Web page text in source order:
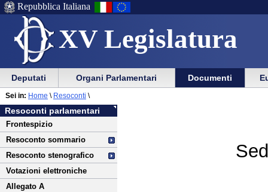
XV Legislatura
Menu
di
ausilio
alla
navigazione
Vai
Menu
di
navigazione
principale
Repubblica Italiana
Menu
di
navigazione
principale
Vai
menu
di
sezione
Deputati Organi Parlamentari Documenti
Vai
al
contenuto
Resoconti parlamentari
Frontespizio
Resoconto sommario
Resoconto stenografico
Votazioni elettroniche
Allegato A
Sei in: Home \ Resoconti \